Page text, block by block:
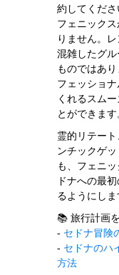
約してくださ
フェニック
りません。
混雑したグ
ものではあ
フェッショ
くれるスム
とができます
霊的リテー
ンチックゲ
も、フェニ
ドナへの最
るようにしま
📚 旅行計画
- セドナ冒険
- セドナのハ
方法